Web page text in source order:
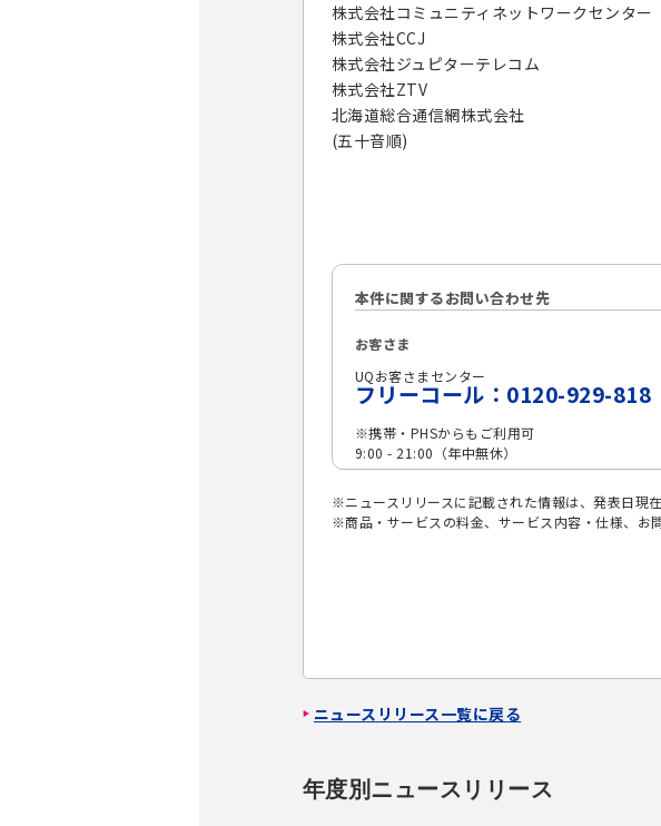
株式会社コミュニティネットワークセンター
株式会社CCJ
株式会社ジュピターテレコム
株式会社ZTV
北海道総合通信網株式会社
(五十音順)
本件に関するお問い合わせ先
お客さま
UQお客さまセンター
フリーコール：0120-929-818
※携帯・PHSからもご利用可
9:00 - 21:00（年中無休）
※ニュースリリースに記載された情報は、発表日現在
※商品・サービスの料金、サービス内容・仕様、お
ニュースリリース一覧に戻る
年度別ニュースリリース